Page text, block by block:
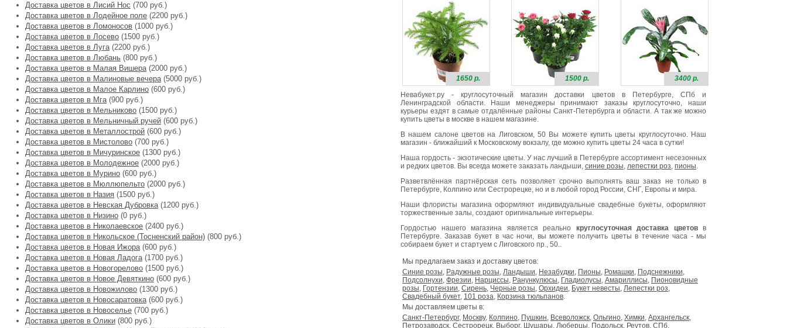
Доставка цветов в Лисий Нос (700 руб.)
Доставка цветов в Лодейное поле (2200 руб.)
Доставка цветов в Ломоносов (1000 руб.)
Доставка цветов в Лосево (1500 руб.)
Доставка цветов в Луга(2200 руб.)
Доставка цветов в Любань (800 руб.)
Доставка цветов в Малая Вишера(2000 руб.)
Доставка цветов в Малиновые вечера(5000 руб.)
Доставка цветов в Малое Карлино (600 руб.)
Доставка цветов в Мга(900 руб.)
Доставка цветов в Мельниково (1500 руб.)
Доставка цветов в Мельничный ручей (600 руб.)
Доставка цветов в Металлострой (600 руб.)
Доставка цветов в Мистолово (700 руб.)
Доставка цветов в Мичуринское (1300 руб.)
Доставка цветов в Молодежное (2000 руб.)
Доставка цветов в Мурино (600 руб.)
Доставка цветов в Мюллюпельто (2000 руб.)
Доставка цветов в Назия (1500 руб.)
Доставка цветов в Невская Дубровка(1200 руб.)
Доставка цветов в Низино (0 руб.)
Доставка цветов в Николаевское (2400 руб.)
Доставка цветов в Никольское (Тосненский район) (800 руб.)
Доставка цветов в Новая Ижора(600 руб.)
Доставка цветов в Новая Ладога(1700 руб.)
Доставка цветов в Новогорелово (1500 руб.)
Доставка цветов в Новое Девяткино (600 руб.)
Доставка цветов в Новожилово (1300 руб.)
Доставка цветов в Новосаратовка(600 руб.)
Доставка цветов в Новоселье (700 руб.)
Доставка цветов в Олики (800 руб.)
1650 р. 1500 р.
3400 р.
Невабукет.ру - круглосуточный магазин доставки цветов в Петербурге, СПб и
Ленинградской области. Наши менеджеры принимают заказы круглосуточно, наши
курьеры ездят в самые отдалённые районы Санкт-Петербурга и области. А так же можно
купить цветы в москве в нашем магазине.
В нашем салоне цветов на Лиговском, 50 Вы можете купить цветы круглосуточно. Наш
магазин - ближайший к Московскому вокзалу, где можно купить цветы 24 часа в сутки!
Наша гордость - экзотические цветы. У нас лучший в Петербурге ассортимент несезонных
и редких цветов. Вы всегда можете заказать ландыши, синие розы, лепестки роз, пионы.
Разветвлённая партнёрская сеть позволяет срочно выполнять ваш заказ не только в
Петербурге, Колпино или Сестрорецке, но и в любой город России, СНГ, Европы и мира.
Наши флористы магазина оформляют индивидуальные свадебные букеты, оформляют
торжественные залы, создают оригинальные интерьеры.
Гордостью нашего магазина является реально круглосуточная доставка цветовв
Петербурге. Заказав букет в час ночи, вы можете получить цветы в течение часа - мы
собираем букет и стартуем с Лиговского пр., 50..
Мы предлагаем заказ и доставку цветов:
Синие розы, Радужные розы, Ландыши, Незабудки, Пионы, Ромашки, Подснежники,
Подсолнухи, Фрезии, Нарциссы, Ранункулюсы, Гладиолусы, Амариллисы, Пионовидные
розы, Гортензии, Сирень, Черные розы, Орхидеи, Букет невесты, Лепестки роз,
Свадебный букет, 101 роза, Корзина тюльпанов.
Мы доставляем цветы в:
Санкт-Петербург, Москву, Колпино, Пушкин, Всеволожск, Ольгино, Химки, Архангельск,
Петрозаводск, Сестрорецк, Выборг, Шушары, Люберцы, Подольск, Реутов, СПб,